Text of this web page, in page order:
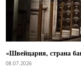
«Швейцария, страна
08.07.2026